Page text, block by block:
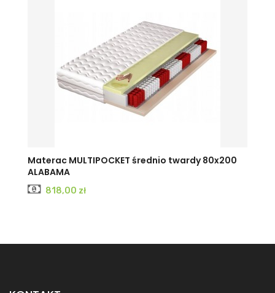
Materac MULTIPOCKET średnio twardy 80x200
ALABAMA
Cena
818,00 zł